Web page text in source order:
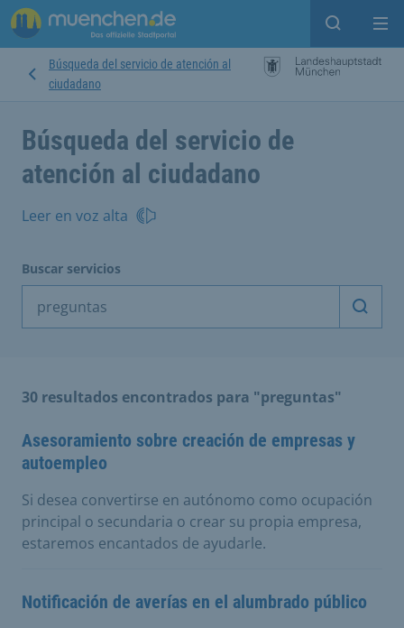
Open
Búsqueda del servicio de atención al
ciudadano
Búsqueda del servicio de
atención al ciudadano
Leer en voz alta
Buscar servicios
30 resultados encontrados para "preguntas"
Asesoramiento sobre creación de empresas y
autoempleo
Si desea convertirse en autónomo como ocupación
principal o secundaria o crear su propia empresa,
estaremos encantados de ayudarle.
Notificación de averías en el alumbrado público